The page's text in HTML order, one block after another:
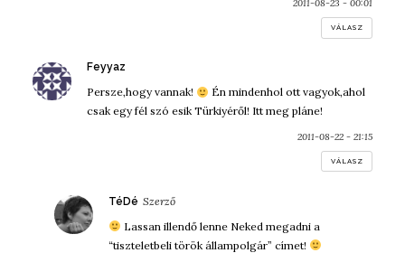
2011-08-23 - 00:01
VÁLASZ
Feyyaz
Persze,hogy vannak!
Én mindenhol ott vagyok,ahol
csak egy fél szó esik Türkiyéről! Itt meg pláne!
2011-08-22 - 21:15
VÁLASZ
TéDé szerint:
Lassan illendő lenne Neked megadni a
“tiszteletbeli török állampolgár” címet!